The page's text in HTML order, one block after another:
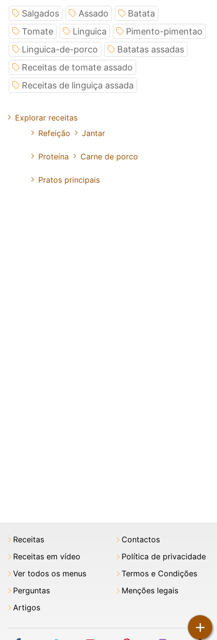
+
Salgados Assado
Batata
Tomate
Linguica
Pimento-pimentao
Linguica-de-porco
Batatas assadas
Receitas de tomate assado
Receitas de linguiça assada
Explorar receitas
Refeição
Jantar
Proteína Carne de porco
Pratos principais
Receitas
Receitas em vídeo
Ver todos os menus
Perguntas
Artigos
Contactos
Política de privacidade
Termos e Condições
Menções legais